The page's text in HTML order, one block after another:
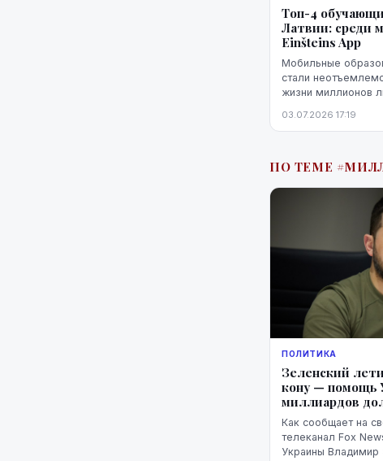
Топ-4
Латвии: среди
Einšteins App
Мобильные
стали
жизни миллионов
развивать
03.07.2026 17:19
ПО ТЕМЕ
ПОЛИТИКА
Зеленский
кону — помощь
миллиардов
Как сообщает на
телеканал Fox
Украины Владимир